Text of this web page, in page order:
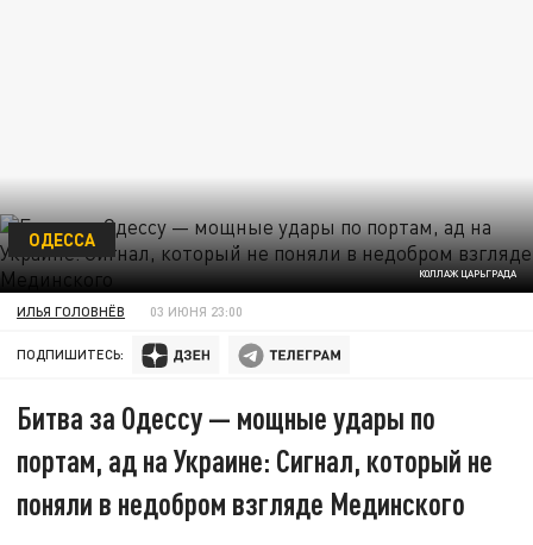
КОЛЛАЖ ЦАРЬГРАДА
ОДЕССА
ИЛЬЯ ГОЛОВНЁВ 03 ИЮНЯ 23:00
ПОДПИШИТЕСЬ:
Битва за Одессу — мощные удары по
портам, ад на Украине: Сигнал, который не
поняли в недобром взгляде Мединского